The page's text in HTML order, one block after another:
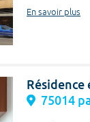
En savoir plus
Résidence
75014